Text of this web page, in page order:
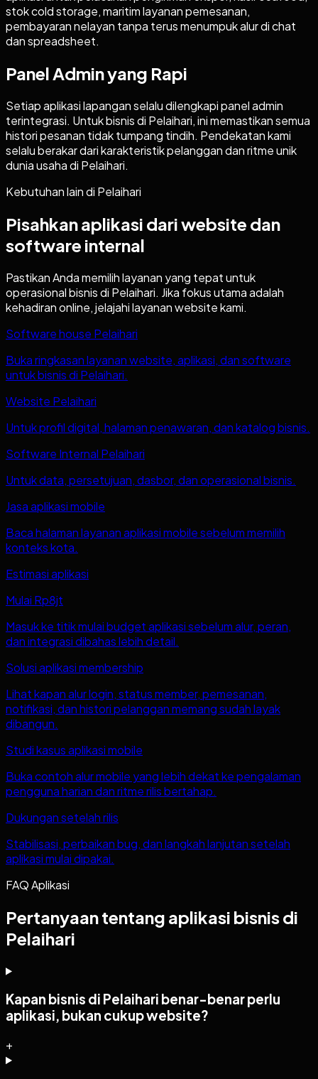
stok cold storage, maritim layanan pemesanan,
pembayaran nelayan tanpa terus menumpuk alur di chat
dan spreadsheet.
Panel Admin yang Rapi
Setiap aplikasi lapangan selalu dilengkapi panel admin
terintegrasi. Untuk bisnis di Pelaihari, ini memastikan semua
histori pesanan tidak tumpang tindih. Pendekatan kami
selalu berakar dari karakteristik pelanggan dan ritme unik
dunia usaha di Pelaihari.
Kebutuhan lain di Pelaihari
Pisahkan aplikasi dari website dan
software internal
Pastikan Anda memilih layanan yang tepat untuk
operasional bisnis di Pelaihari. Jika fokus utama adalah
kehadiran online, jelajahi layanan website kami.
Software house Pelaihari
Buka ringkasan layanan website, aplikasi, dan software
untuk bisnis di Pelaihari.
Website Pelaihari
Untuk profil digital, halaman penawaran, dan katalog bisnis.
Software Internal Pelaihari
Untuk data, persetujuan, dasbor, dan operasional bisnis.
Jasa aplikasi mobile
Baca halaman layanan aplikasi mobile sebelum memilih
konteks kota.
Estimasi aplikasi
Mulai Rp8jt
Masuk ke titik mulai budget aplikasi sebelum alur, peran,
dan integrasi dibahas lebih detail.
Solusi aplikasi membership
Lihat kapan alur login, status member, pemesanan,
notifikasi, dan histori pelanggan memang sudah layak
dibangun.
Studi kasus aplikasi mobile
Buka contoh alur mobile yang lebih dekat ke pengalaman
pengguna harian dan ritme rilis bertahap.
Dukungan setelah rilis
Stabilisasi, perbaikan bug, dan langkah lanjutan setelah
aplikasi mulai dipakai.
FAQ Aplikasi
Pertanyaan tentang aplikasi bisnis di
Pelaihari
Kapan bisnis di Pelaihari benar-benar perlu
aplikasi, bukan cukup website?
+